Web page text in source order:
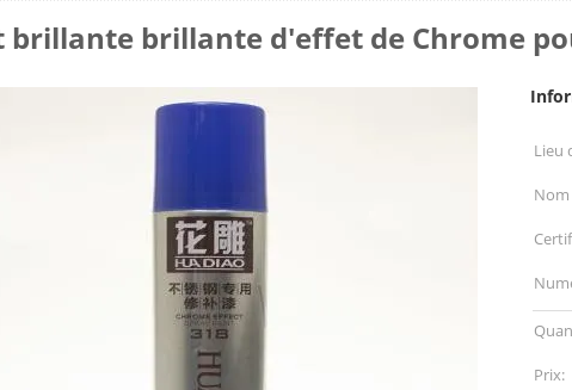
brillante brillante d'effet de Chrome
Lieu
Prix: